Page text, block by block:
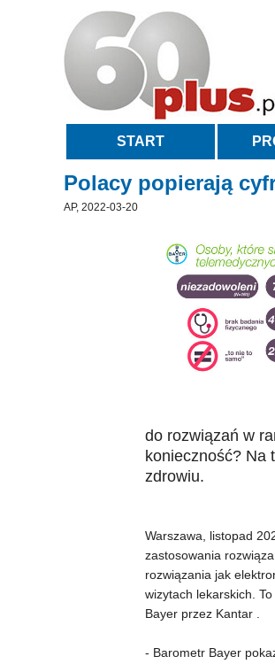
START
Polacy popierają
AP, 2022-03-20
do rozwiązań w
konieczność? Na
zdrowiu.
Warszawa, listopad
zastosowania
rozwiązania jak
wizytach lekarskich.
Bayer przez Kantar .
- Barometr Bayer